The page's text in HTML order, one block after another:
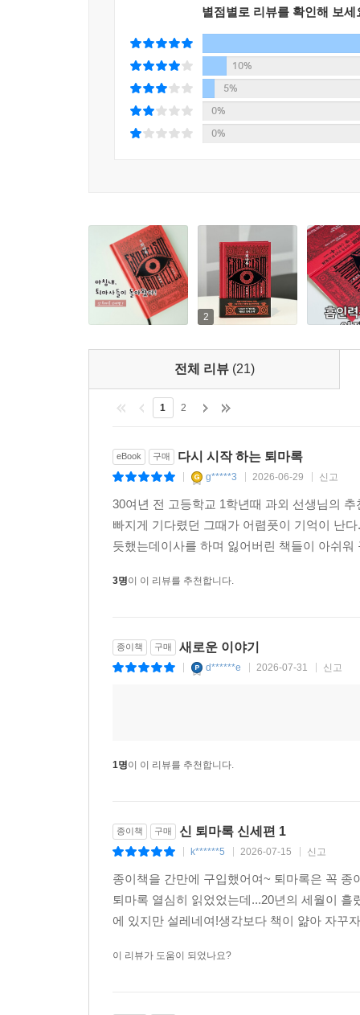
다수의 신구 캐릭터를 처음 선보여야 하는 도입
영웅들의 탄생을 알리는 호쾌하고 활기찬 서막이
것임을 예고했다.
이러한 왕도적 전개의 주축이 되는 것은 『신 퇴
퇴마사들은 새로운 세대의 든든한 멘토가 되어
성장하고 전진한다. 특히 스승과 제자가 하나
퇴마록』 시리즈만이 줄 수 있는 묵직한 여운을 자
“우리에겐 다음 세대가 있어. 힘을 합하면 된
살갗에 새겨진 문신처럼 강렬한 비주얼,
타투이스트와의 협업으로 완성되다
『신 퇴마록』의 커버 일러스트는 타투이스트로
밀도 높게 구현된 탐미적인 라인은 독보적인 존재
띠고 있으나 살아 있는 마물이기도 한 마도서 ‘
눈동자의 형상은 작품의 압도적인 긴장감과 오컬
인물들의 설정이 정리되어 있어, 기존 팬들에게
별점별로 리뷰를 확인해 보세
10%
5%
0%
0%
2
전체 리뷰 (21)
1 2
eBook 구매 다시 시작 하는 퇴마록
g*****3 2026-06-29 신고
30여년 전 고등학교 1학년때 과외 선생님의
빠지게 기다렸던 그때가 어렴풋이 기억이 난
듯했는데이사를 하며 잃어버린 책들이 아쉬
3명이 이 리뷰를 추천합니다.
종이책 구매 새로운 이야기
d******e 2026-07-31 신고
1명이 이 리뷰를 추천합니다.
종이책 구매 신 퇴마록 신세편 1
k******5 2026-07-15 신고
종이책을 간만에 구입했어여~ 퇴마록은 꼭
퇴마록 열심히 읽었었는데...20년의 세월이
에 있지만 설레네여!생각보다 책이 얆아 자꾸
이 리뷰가 도움이 되었나요?